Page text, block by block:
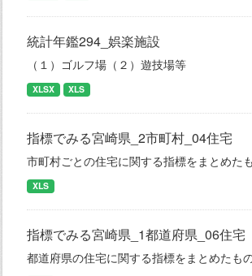
統計年鑑294_娯楽施設
（１）ゴルフ場（２）遊技場等
XLSX XLS
指標でみる宮崎県_2市町村_04住宅
市町村ごとの住宅に関する指標をまとめた
XLS
指標でみる宮崎県_1都道府県_06住宅
都道府県の住宅に関する指標をまとめたも